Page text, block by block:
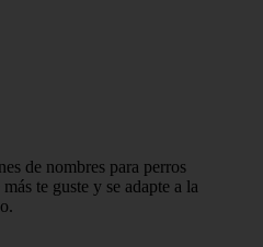
de nombres para perros
te guste y se adapte a la